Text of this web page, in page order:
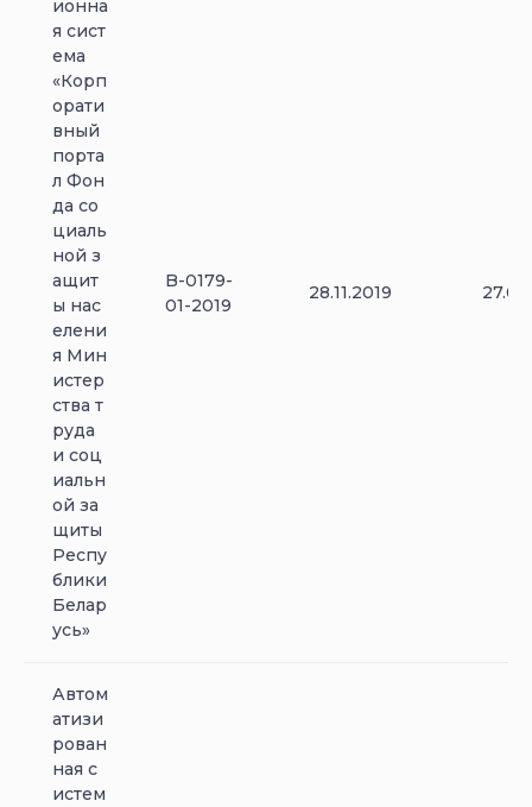
ионна
я сист
ема
«Корп
орати
вный
порта
л Фон
да со
циаль
ной з
ащит
ы нас
елени
я Мин
истер
ства т
руда
и соц
иальн
ой за
щиты
Респу
блики
Белар
усь»
B-0179-
01-2019
28.11.2019
Автом
атизи
рован
ная с
истем